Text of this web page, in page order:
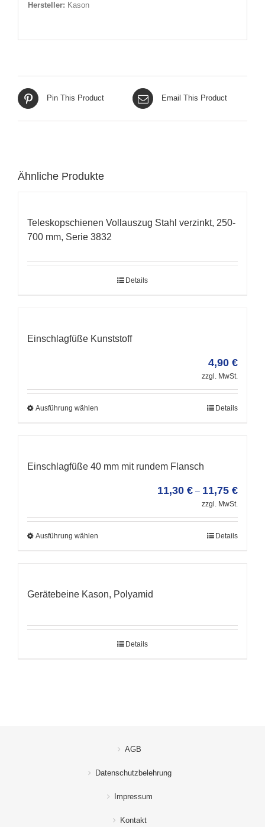
Hersteller: Kason
Pin This Product Email This Product
Ähnliche Produkte
Teleskopschienen Vollauszug Stahl verzinkt, 250-
700 mm, Serie 3832
Details
Einschlagfüße Kunststoff
4,90 €
zzgl. MwSt.
Ausführung wählen Details
Einschlagfüße 40 mm mit rundem Flansch
11,30 € – 11,75 €
zzgl. MwSt.
Ausführung wählen Details
Gerätebeine Kason, Polyamid
Details
AGB
Datenschutzbelehrung
Impressum
Kontakt